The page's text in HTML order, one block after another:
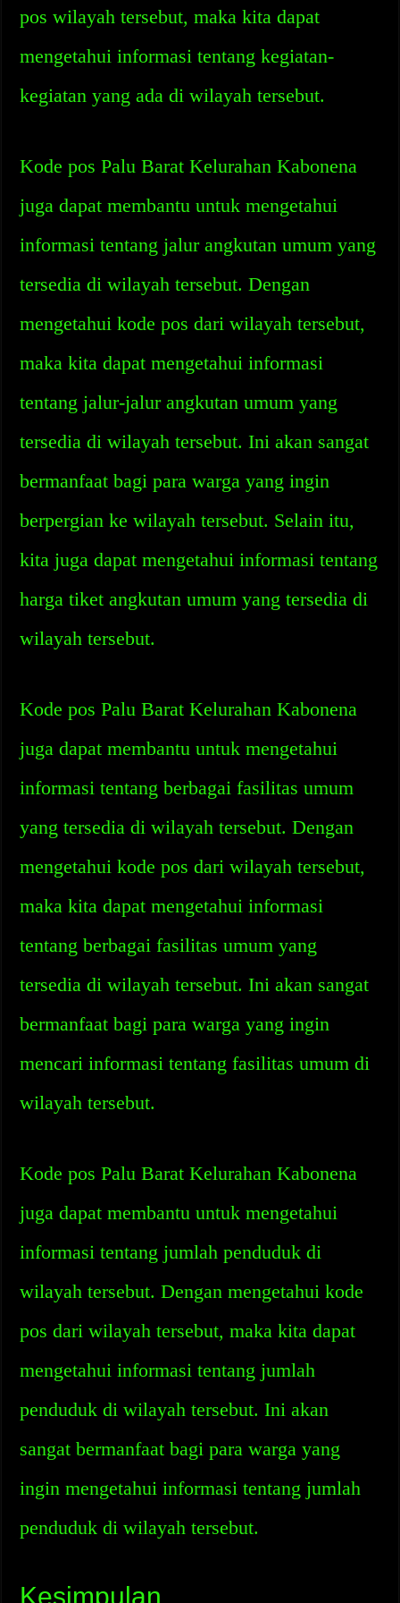
pos wilayah tersebut, maka kita dapat
mengetahui informasi tentang kegiatan-
kegiatan yang ada di wilayah tersebut.
Kode pos Palu Barat Kelurahan Kabonena
juga dapat membantu untuk mengetahui
informasi tentang jalur angkutan umum yang
tersedia di wilayah tersebut. Dengan
mengetahui kode pos dari wilayah tersebut,
maka kita dapat mengetahui informasi
tentang jalur-jalur angkutan umum yang
tersedia di wilayah tersebut. Ini akan sangat
bermanfaat bagi para warga yang ingin
berpergian ke wilayah tersebut. Selain itu,
kita juga dapat mengetahui informasi tentang
harga tiket angkutan umum yang tersedia di
wilayah tersebut.
Kode pos Palu Barat Kelurahan Kabonena
juga dapat membantu untuk mengetahui
informasi tentang berbagai fasilitas umum
yang tersedia di wilayah tersebut. Dengan
mengetahui kode pos dari wilayah tersebut,
maka kita dapat mengetahui informasi
tentang berbagai fasilitas umum yang
tersedia di wilayah tersebut. Ini akan sangat
bermanfaat bagi para warga yang ingin
mencari informasi tentang fasilitas umum di
wilayah tersebut.
Kode pos Palu Barat Kelurahan Kabonena
juga dapat membantu untuk mengetahui
informasi tentang jumlah penduduk di
wilayah tersebut. Dengan mengetahui kode
pos dari wilayah tersebut, maka kita dapat
mengetahui informasi tentang jumlah
penduduk di wilayah tersebut. Ini akan
sangat bermanfaat bagi para warga yang
ingin mengetahui informasi tentang jumlah
penduduk di wilayah tersebut.
Kesimpulan